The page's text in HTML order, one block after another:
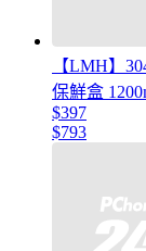
【LMH】
保鮮盒
$397
$793